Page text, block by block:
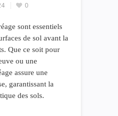
0
sont essentiels
de sol avant la
Que ce soit pour
ou une
assure une
garantissant la
des sols.